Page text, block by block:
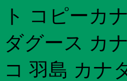
ト コピーカ
ダグース カ
コ 羽島 カナ